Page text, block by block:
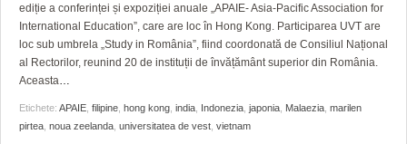
GRĂDINA TAICII DOMNULUI
ZIARISTU’ DE TERASĂ
FINANŢĂRI DE LA A LA Z
CRONICĂ DE FILM
UNDE MERGEM
CLIPURI VIDEO
ACCIDENTE
ANUNŢURI
CULTURA
ediție a conferinței și expoziției anuale „APAIE- Asia-Pacific Association for
International Education”, care are loc în Hong Kong. Participarea UVT are
loc sub umbrela „Study in România”, fiind coordonată de Consiliul Național
al Rectorilor, reunind 20 de instituții de învățământ superior din România.
Aceasta…
Etichete: APAIE filipine hong kong india Indonezia japonia Malaezia marilen
pirtea noua zeelanda universitatea de vest vietnam